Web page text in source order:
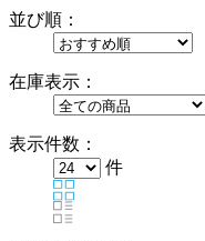
並び順：
在庫表示：
表示件数：
件